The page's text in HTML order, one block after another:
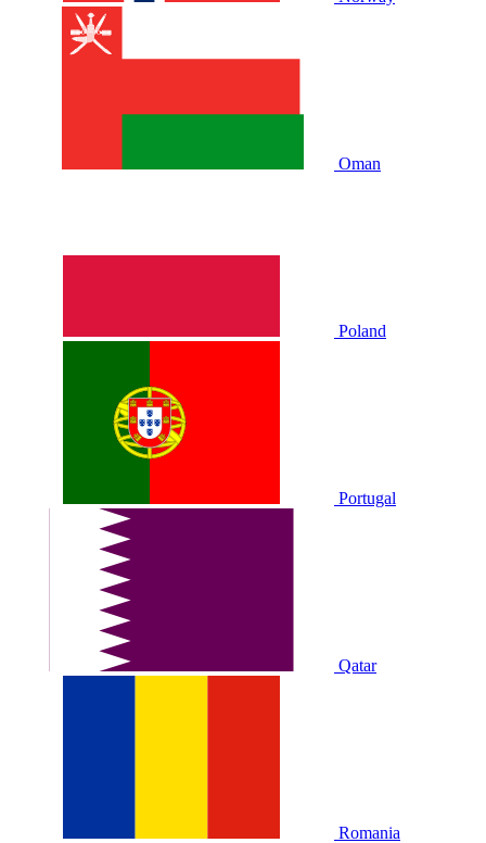
Oman
Poland
Portugal
Qatar
Romania